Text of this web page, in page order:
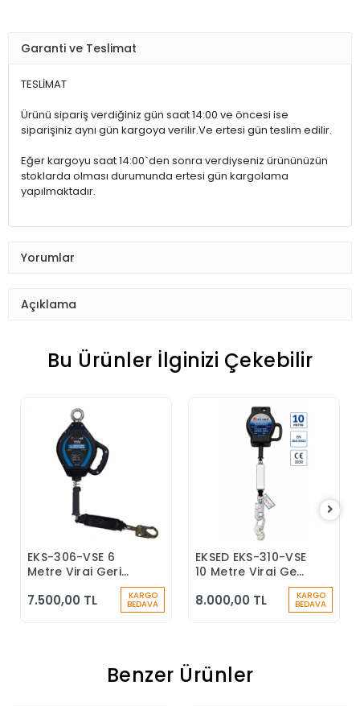
Garanti ve Teslimat
TESLİMAT
Ürünü sipariş verdiğiniz gün saat 14:00 ve öncesi ise
siparişiniz aynı gün kargoya verilir.Ve ertesi gün teslim edilir.
Eğer kargoyu saat 14:00`den sonra verdiyseniz ürününüzün
stoklarda olması durumunda ertesi gün kargolama
yapılmaktadır.
Yorumlar
Açıklama
Bu Ürünler İlginizi Çekebilir
Sepete Ekle
EKS-306-VSE 6
Metre Viraj Geri
Durdurucu Keskin
7.500,00 TL KARGO
BEDAVA
Sepete Ekle
EKSED EKS-310-VSE
10 Metre Viraj Geri
Durdurucu
8.000,00 TL KARGO
BEDAVA
Benzer Ürünler